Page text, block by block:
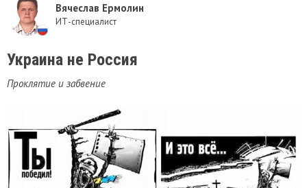
Вячеслав Ермолин
ИТ-специалист
Украина не Россия
Проклятие и забвение